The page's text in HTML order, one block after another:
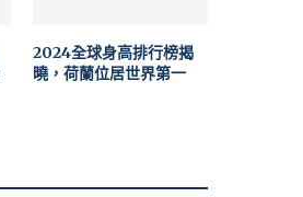
2024全球身高排行榜揭
曉，荷蘭位居世界第一